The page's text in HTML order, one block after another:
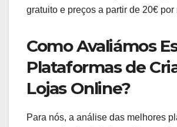
gratuito e preços a partir de 20€ por
Como Avaliámos
Plataformas de
Lojas Online?
Para nós, a análise das melhores